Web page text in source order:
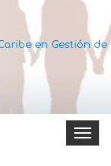
en Gestión de
Toggle